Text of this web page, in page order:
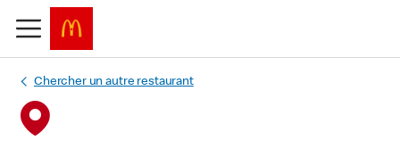
Chercher un autre restaurant